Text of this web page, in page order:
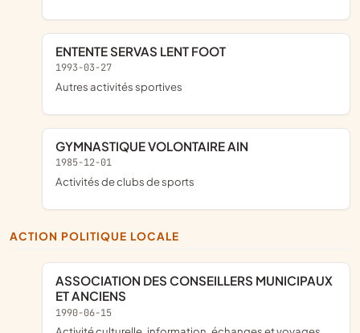
ENTENTE SERVAS LENT FOOT
1993-03-27
Autres activités sportives
GYMNASTIQUE VOLONTAIRE AIN
1985-12-01
Activités de clubs de sports
ACTION POLITIQUE LOCALE
ASSOCIATION DES CONSEILLERS MUNICIPAUX
ET ANCIENS
1990-06-15